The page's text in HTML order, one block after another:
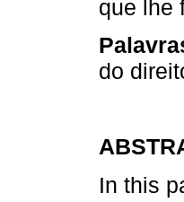
que lhe
do
In this